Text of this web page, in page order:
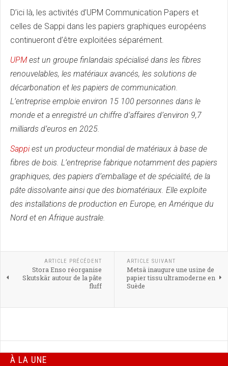
D’ici là, les activités d’UPM Communication Papers et
celles de Sappi dans les papiers graphiques européens
continueront d’être exploitées séparément.
UPMest un groupe finlandais spécialisé dans les fibres
renouvelables, les matériaux avancés, les solutions de
décarbonation et les papiers de communication.
L’entreprise emploie environ 15 100 personnes dans le
monde et a enregistré un chiffre d’affaires d’environ 9,7
milliards d’euros en 2025.
Sappiest un producteur mondial de matériaux à base de
fibres de bois. L’entreprise fabrique notamment des papiers
graphiques, des papiers d’emballage et de spécialité, de la
pâte dissolvante ainsi que des biomatériaux. Elle exploite
des installations de production en Europe, en Amérique du
Nord et en Afrique australe.
ARTICLE PRÉCÉDENT
Stora Enso réorganise
Skutskär autour de la pâte
fluff
ARTICLE SUIVANT
Metsä inaugure une usine de
papier tissu ultramoderne en
Suède
À LA UNE